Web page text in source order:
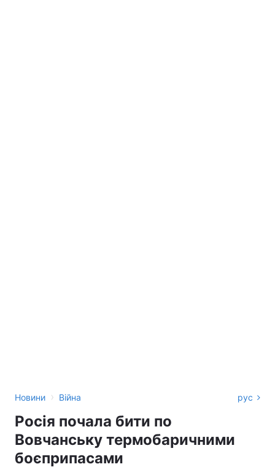
Новини › Війна рус
Росія почала бити по
Вовчанську термобаричними
боєприпасами